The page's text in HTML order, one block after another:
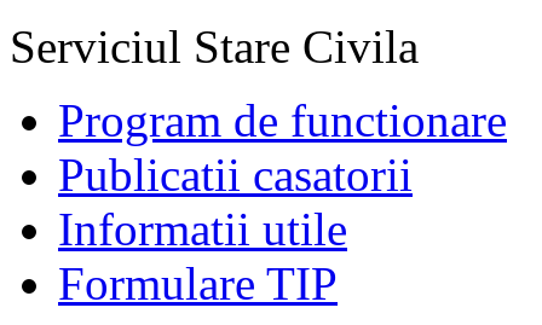
Serviciul Stare Civila
Program de functionare
Publicatii casatorii
Informatii utile
Formulare TIP